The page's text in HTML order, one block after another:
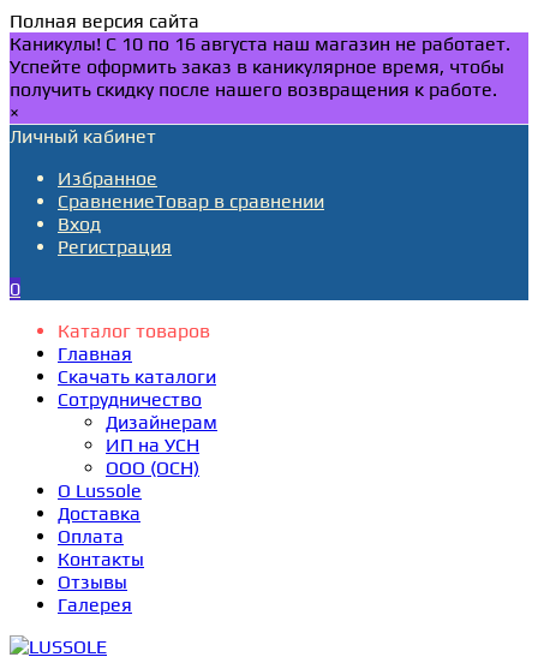
Полная версия сайта
Каникулы! С 10 по 16 августа наш магазин не работает.
Успейте оформить заказ в каникулярное время, чтобы
получить скидку после нашего возвращения к работе.
×
Личный кабинет
Избранное
СравнениеТовар в сравнении
Вход
Регистрация
0
Каталог товаров
Главная
Скачать каталоги
Сотрудничество
Дизайнерам
ИП на УСН
ООО (ОСН)
О Lussole
Доставка
Оплата
Контакты
Отзывы
Галерея